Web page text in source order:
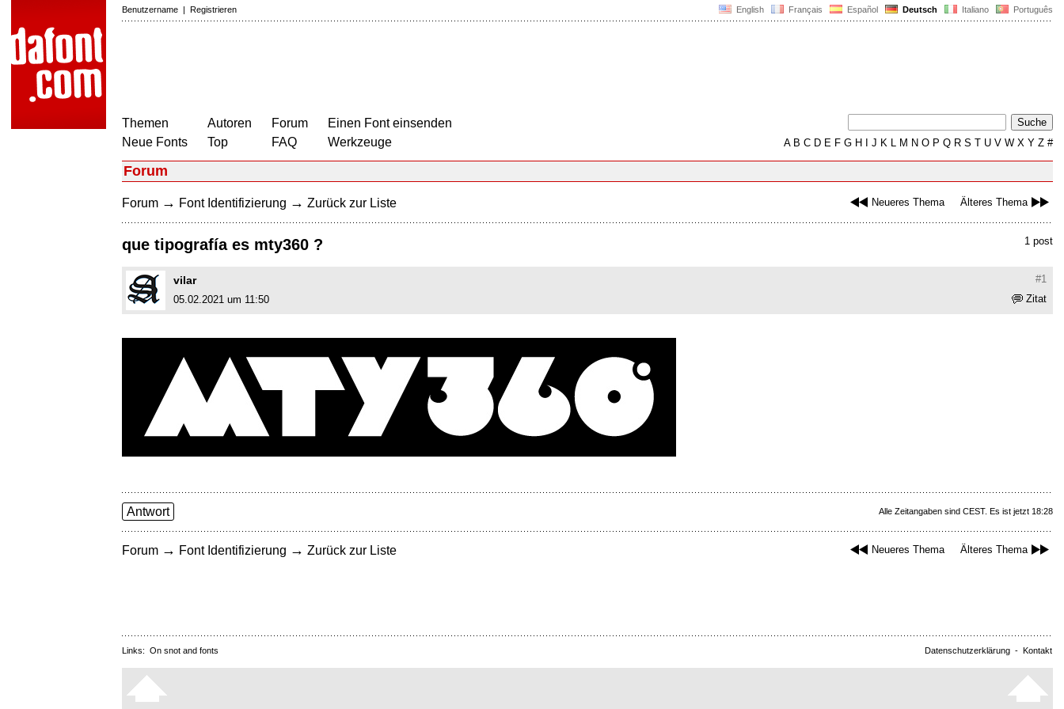
English Français Español Deutsch Italiano Português
Benutzername | Registrieren
Themen
Neue Fonts
Autoren
Top
Forum
FAQ
Einen Font einsenden
Werkzeuge
AB C D E F G H J K L M N O P Q R S T U V W X Y Z #
Forum
Neueres Thema Älteres Thema
Forum → Font Identifizierung → Zurück zur Liste
1 post
que tipografía es mty360 ?
#1
vilar
Zitat
05.02.2021 um 11:50
Alle Zeitangaben sind CEST. Es ist jetzt 18:28
Antwort
Neueres Thema Älteres Thema
Forum → Font Identifizierung → Zurück zur Liste
Datenschutzerklärung - Kontakt
Links: On snot and fonts